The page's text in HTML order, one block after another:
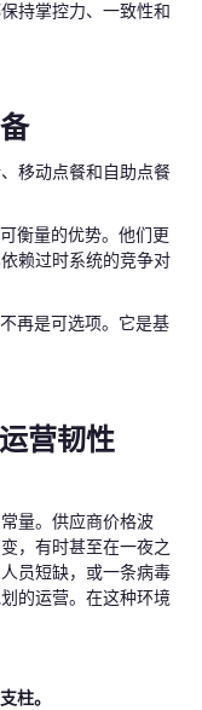
持掌控力、一致性和
移动点餐和自助点餐
衡量的优势。他们更
赖过时系统的竞争对
再是可选项。它是基
营韧性
量。供应商价格波
，有时甚至在一夜之
员短缺，或一条病毒
的运营。在这种环境
柱。